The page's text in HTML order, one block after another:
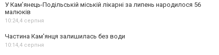
У Кам’янець-Подільській міській лікарні за липень народилося 56
малюків
10:24,4 серпня
Частина Кам'янця залишилась без води
10:14,4 серпня